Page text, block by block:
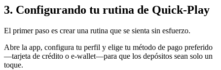
3. Configurando tu rutina de Quick‑Play
El primer paso es crear una rutina que se sienta sin esfuerzo.
Abre la app, configura tu perfil y elige tu método de pago preferido
—tarjeta de crédito o e‑wallet—para que los depósitos sean solo un
toque.